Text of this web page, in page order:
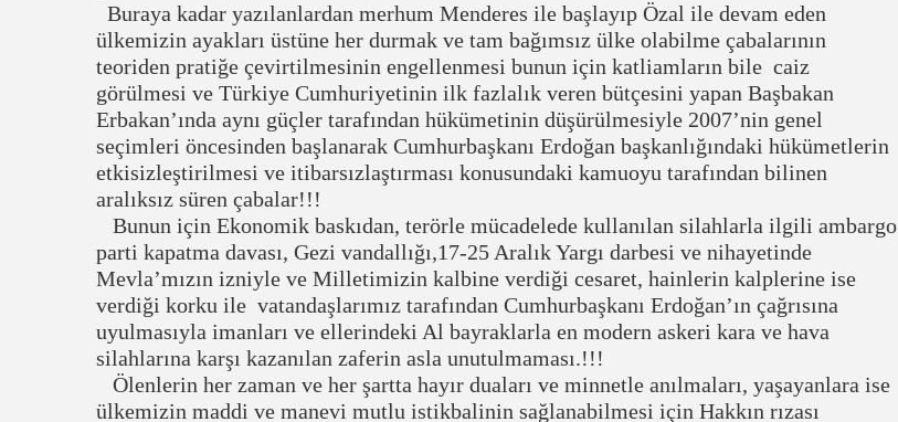
Buraya kadar yazılanlardan merhum Menderes ile başlayıp Özal ile devam eden
ülkemizin ayakları üstüne her durmak ve tam bağımsız ülke olabilme çabalarının
teoriden pratiğe çevirtilmesinin engellenmesi bunun için katliamların bile caiz
görülmesi ve Türkiye Cumhuriyetinin ilk fazlalık veren bütçesini yapan Başbakan
Erbakan’ında aynı güçler tarafından hükümetinin düşürülmesiyle 2007’nin genel
seçimleri öncesinden başlanarak Cumhurbaşkanı Erdoğan başkanlığındaki hükümetlerin
etkisizleştirilmesi ve itibarsızlaştırması konusundaki kamuoyu tarafından bilinen
aralıksız süren çabalar!!!
Bunun için Ekonomik baskıdan, terörle mücadelede kullanılan silahlarla ilgili ambargo
parti kapatma davası, Gezi vandallığı,17-25 Aralık Yargı darbesi ve nihayetinde
Mevla’mızın izniyle ve Milletimizin kalbine verdiği cesaret, hainlerin kalplerine ise
verdiği korku ile vatandaşlarımız tarafından Cumhurbaşkanı Erdoğan’ın çağrısına
uyulmasıyla imanları ve ellerindeki Al bayraklarla en modern askeri kara ve hava
silahlarına karşı kazanılan zaferin asla unutulmaması.!!!
Ölenlerin her zaman ve her şartta hayır duaları ve minnetle anılmaları, yaşayanlara ise
ülkemizin maddi ve manevi mutlu istikbalinin sağlanabilmesi için Hakkın rızası